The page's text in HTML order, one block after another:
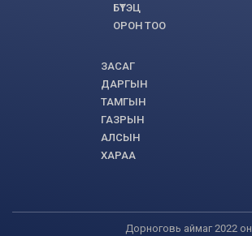
БҮТЭЦ
ОРОН ТОО
ЗАСАГ
ДАРГЫН
ТАМГЫН
ГАЗРЫН
АЛСЫН
ХАРАА
Дорноговь аймаг 2022 он